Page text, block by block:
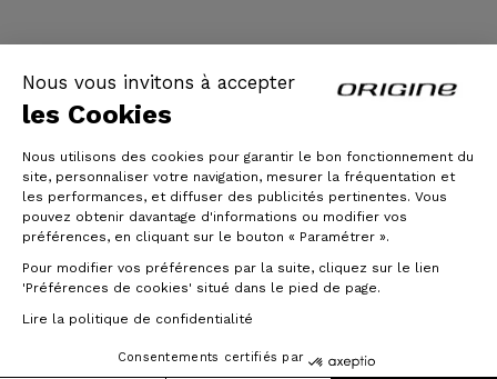
Nous vous invitons à accepter
les Cookies
Nous utilisons des cookies pour garantir le bon fonctionnement du
site, personnaliser votre navigation, mesurer la fréquentation et
les performances, et diffuser des publicités pertinentes. Vous
pouvez obtenir davantage d'informations ou modifier vos
préférences, en cliquant sur le bouton « Paramétrer ».
Pour modifier vos préférences par la suite, cliquez sur le lien
'Préférences de cookies' situé dans le pied de page.
Lire la politique de confidentialité
Consentements certifiés par
© Origine Cycles